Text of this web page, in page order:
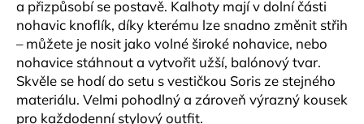
a přizpůsobí se postavě. Kalhoty mají v dolní části
nohavic knoflík, díky kterému lze snadno změnit střih
– můžete je nosit jako volné široké nohavice, nebo
nohavice stáhnout a vytvořit užší, balónový tvar.
Skvěle se hodí do setu s vestičkou Soris ze stejného
materiálu. Velmi pohodlný a zároveň výrazný kousek
pro každodenní stylový outfit.
HLEDAT
D
o